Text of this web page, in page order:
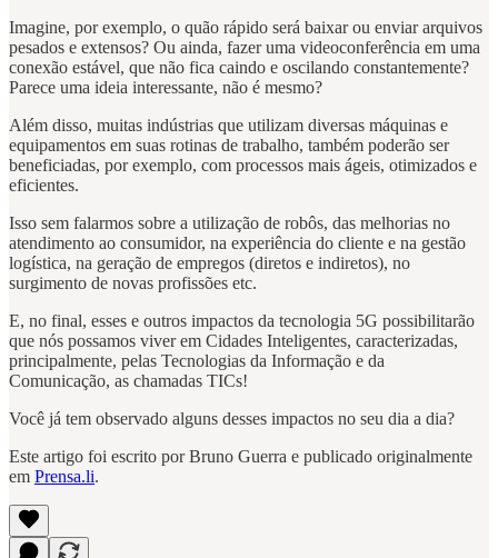
Imagine, por exemplo, o quão rápido será baixar ou enviar arquivos
pesados e extensos? Ou ainda, fazer uma videoconferência em uma
conexão estável, que não fica caindo e oscilando constantemente?
Parece uma ideia interessante, não é mesmo?
Além disso, muitas indústrias que utilizam diversas máquinas e
equipamentos em suas rotinas de trabalho, também poderão ser
beneficiadas, por exemplo, com processos mais ágeis, otimizados e
eficientes.
Isso sem falarmos sobre a utilização de robôs, das melhorias no
atendimento ao consumidor, na experiência do cliente e na gestão
logística, na geração de empregos (diretos e indiretos), no
surgimento de novas profissões etc.
E, no final, esses e outros impactos da tecnologia 5G possibilitarão
que nós possamos viver em Cidades Inteligentes, caracterizadas,
principalmente, pelas Tecnologias da Informação e da
Comunicação, as chamadas TICs!
Você já tem observado alguns desses impactos no seu dia a dia?
Este artigo foi escrito por Bruno Guerra e publicado originalmente
em Prensa.li.